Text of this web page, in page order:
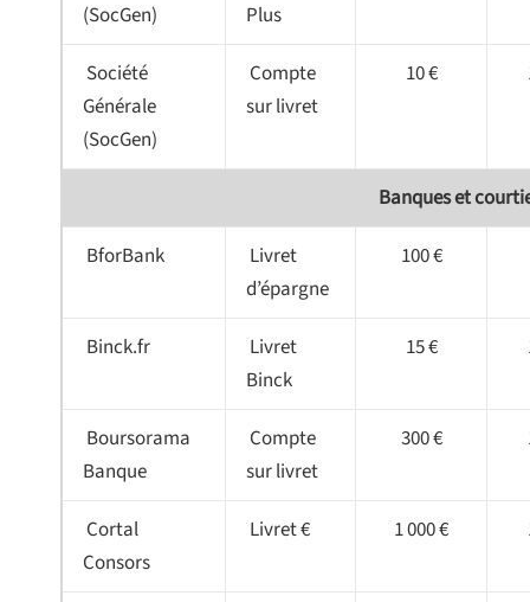
(SocGen)
Plus
Société
Générale
(SocGen)
Compte
sur livret
10 €
Banques et
BforBank
Livret
d’épargne
100 €
Binck.fr
Livret
Binck
15 €
Boursorama
Banque
Compte
sur livret
300 €
Cortal
Consors
Livret € 1 000 €